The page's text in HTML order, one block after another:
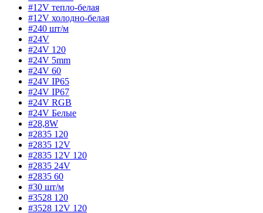
#12V тепло-белая
#12V холодно-белая
#240 шт/м
#24V
#24V 120
#24V 5mm
#24V 60
#24V IP65
#24V IP67
#24V RGB
#24V Белые
#28,8W
#2835 120
#2835 12V
#2835 12V 120
#2835 24V
#2835 60
#30 шт/м
#3528 120
#3528 12V 120